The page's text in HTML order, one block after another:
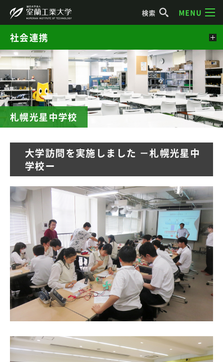
検索 MENU
札幌光星中学校
大学訪問を実施しました －札幌光星中
学校ー
社会連携